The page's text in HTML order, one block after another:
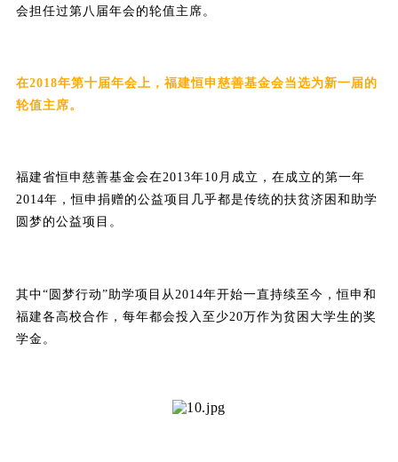
会担任过第八届年会的轮值主席。
在2018年第十届年会上，福建恒申慈善基金会当选为新一届的
轮值主席。
福建省恒申慈善基金会在2013年10月成立，在成立的第一年
2014年，恒申捐赠的公益项目几乎都是传统的扶贫济困和助学
圆梦的公益项目。
其中“圆梦行动”助学项目从2014年开始一直持续至今，恒申和
福建各高校合作，每年都会投入至少20万作为贫困大学生的奖
学金。